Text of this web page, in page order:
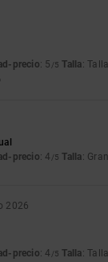
precio: 5 /5 Talla:
precio: 4 /5 Talla:
2026
precio: 4 /5 Talla: